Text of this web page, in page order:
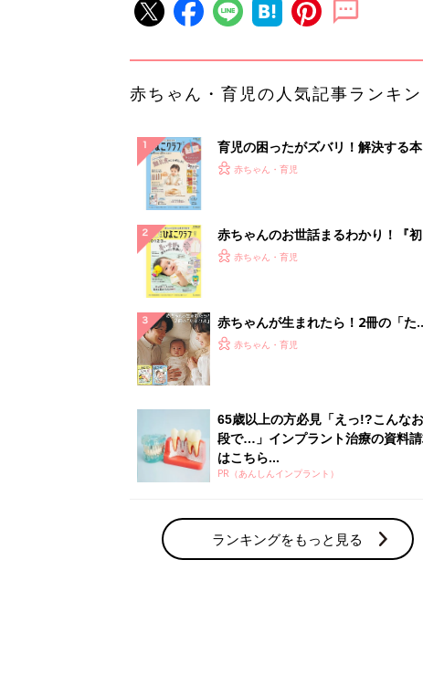
赤ちゃん・育児の人気記事ランキ
育児の困ったがズバリ！解決する本
『ひよこクラブ 秋号』 4カ月～2才
赤ちゃん・育児
赤ちゃんのお世話まるわかり！『初
てのひよこクラブ 夏号』〈巻頭大特
解決テク
赤ちゃん・育児
赤ちゃんが生まれたら！2冊の「た
ひよ」
赤ちゃん・育児
65歳以上の方必見「えっ!?こんな
段で…」インプラント治療の資料
はこちら...
PR（あんしんインプラント）
ランキングをもっと見る